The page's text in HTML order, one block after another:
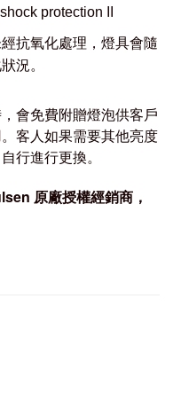
protection II
抗氧化處理，燈具會隨
況。
會免費附贈燈泡供客戶
客人如果需要其他亮度
行進行更換。
原廠授權經銷商，